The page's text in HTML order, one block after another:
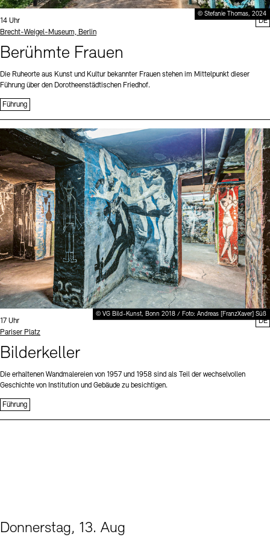
© Stefanie Thomas, 2024
Uhrzeit:
14 Uhr
Standort
Brecht-Weigel-Museum, Berlin
Berühmte Frauen
Die Ruheorte aus Kunst und Kultur bekannter Frauen stehen im Mittelpunkt dieser
Führung über den Dorotheenstädtischen Friedhof.
Führung
DE
© VG Bild-Kunst, Bonn 2018 / Foto: Andreas [FranzXaver] Süß
Uhrzeit:
17 Uhr
Standort
Pariser Platz
Bilderkeller
Die erhaltenen Wandmalereien von 1957 und 1958 sind als Teil der wechselvollen
Geschichte von Institution und Gebäude zu besichtigen.
Führung
DE
Donnerstag, 13. Aug